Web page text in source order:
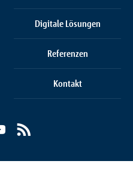
Digitale Lösungen
Referenzen
Kontakt